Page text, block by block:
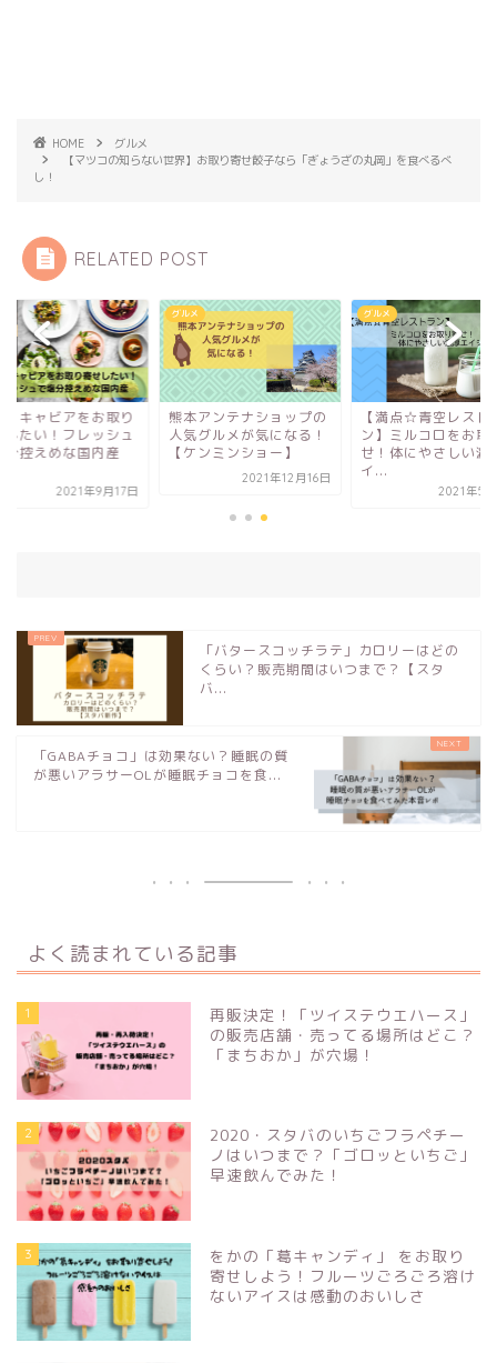
HOME
グルメ
【マツコの知らない世界】お取り寄せ餃子なら「ぎょうざの丸岡」を食べるべ
し！
RELATED POST
内キャビアをお取り
したい！フレッシュ
分控えめな国内産
2021年9月17日
グルメ
熊本アンテナショップの
人気グルメが気になる！
【ケンミンショー】
2021年12月16日
グルメ
【満点☆青空レスト
ン】ミルコロをお取
せ！体にやさしい濃
イ...
2021年5
「バタースコッチラテ」カロリーはどの
くらい？販売期間はいつまで？【スタ
バ...
「GABAチョコ」は効果ない？睡眠の質
が悪いアラサーOLが睡眠チョコを食...
よく読まれている記事
1
再販決定！「ツイステウエハース」
の販売店舗・売ってる場所はどこ？
「まちおか」が穴場！
2
2020・スタバのいちごフラペチー
ノはいつまで？「ゴロッといちご」
早速飲んでみた！
3
をかの「葛キャンディ」 をお取り
寄せしよう！フルーツごろごろ溶け
ないアイスは感動のおいしさ